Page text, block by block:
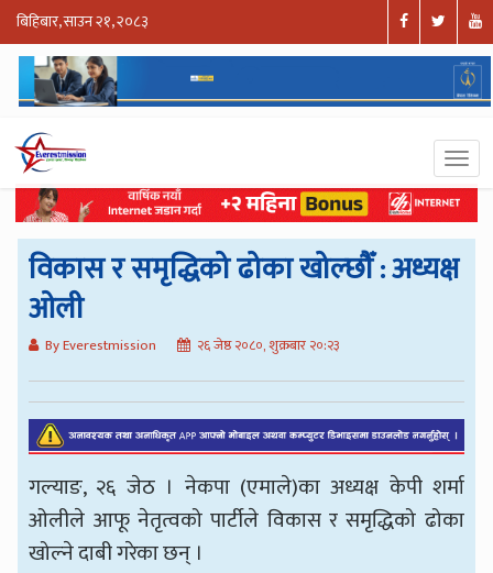
बिहिबार, साउन २१, २०८३
विकास र समृद्धिको ढोका खोल्छौँ : अध्यक्ष
ओली
By Everestmission २६ जेष्ठ २०८०, शुक्रबार २०:२३
गल्याङ, २६ जेठ । नेकपा (एमाले)का अध्यक्ष केपी शर्मा
ओलीले आफू नेतृत्वको पार्टीले विकास र समृद्धिको ढोका
खोल्ने दाबी गरेका छन् ।